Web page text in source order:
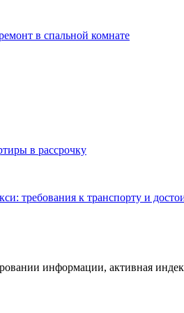
в спальной комнате
в рассрочку
требования к транспорту и
информации, активная